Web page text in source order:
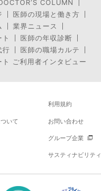
COLUMN
医師の現場と働き方
業界ニュース
医師の年収診断
行
医師の職場カルテ
ご利用者インタビュー
利用規約
いて お問い合わせ
グループ企業
サスティナビリティ